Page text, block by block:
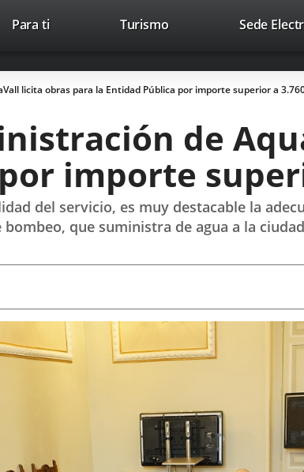
Trabaja con nosotros
Para ti TurismoThis
open
in
window.
Sede
licita obras para la Entidad Pública por importe superior a
de
importe
del servicio, es muy destacable la
que suministra de agua a la